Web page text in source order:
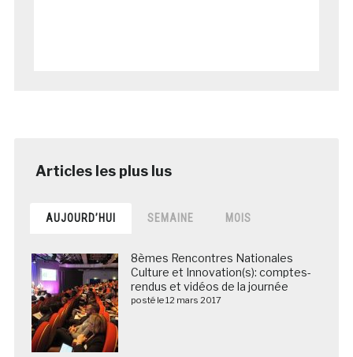
AUJOURD’HUI SEMAINE MOIS
8èmes Rencontres Nationales
Culture et Innovation(s): comptes-
rendus et vidéos de la journée
posté le 12 mars 2017